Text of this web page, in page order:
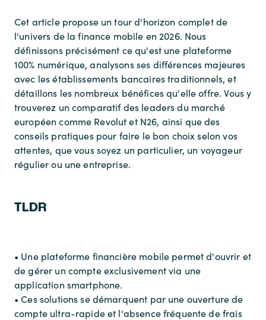
Cet article propose un tour d'horizon complet de
l'univers de la finance mobile en 2026. Nous
définissons précisément ce qu'est une plateforme
100% numérique, analysons ses différences majeures
avec les établissements bancaires traditionnels, et
détaillons les nombreux bénéfices qu'elle offre. Vous y
trouverez un comparatif des leaders du marché
européen comme Revolut et N26, ainsi que des
conseils pratiques pour faire le bon choix selon vos
attentes, que vous soyez un particulier, un voyageur
régulier ou une entreprise.
TLDR
• Une plateforme financière mobile permet d'ouvrir et
de gérer un compte exclusivement via une
application smartphone.
• Ces solutions se démarquent par une ouverture de
compte ultra-rapide et l'absence fréquente de frais